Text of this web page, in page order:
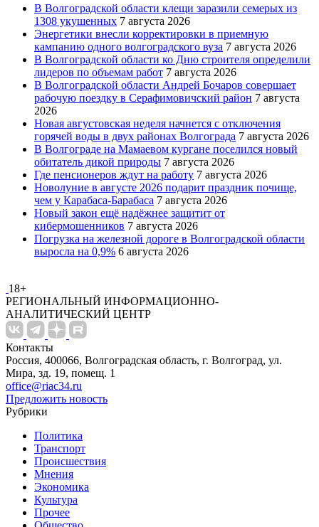
В Волгоградской области клещи заразили семерых из
1308 укушенных 7 августа 2026
Энергетики внесли корректировки в приемную
кампанию одного волгоградского вуза 7 августа 2026
В Волгоградской области ко Дню строителя определили
лидеров по объемам работ 7 августа 2026
В Волгоградской области Андрей Бочаров совершает
рабочую поездку в Серафимовичский район 7 августа
2026
Новая августовская неделя начнется с отключения
горячей воды в двух районах Волгограда 7 августа 2026
В Волгограде на Мамаевом кургане поселился новый
обитатель дикой природы 7 августа 2026
Где пенсионеров ждут на работу 7 августа 2026
Новолуние в августе 2026 подарит праздник почище,
чем у Карабаса-Барабаса 7 августа 2026
Новый закон ещё надёжнее защитит от
кибермошенников 7 августа 2026
Погрузка на железной дороге в Волгоградской области
выросла на 0,9% 6 августа 2026
18+
РЕГИОНАЛЬНЫЙ ИНФОРМАЦИОННО-
АНАЛИТИЧЕСКИЙ ЦЕНТР
Контакты
Россия, 400066, Волгоградская область, г. Волгоград, ул.
Мира, зд. 19, помещ. 1
office@riac34.ru
Предложить новость
Рубрики
Политика
Транспорт
Происшествия
Мнения
Экономика
Культура
Прочее